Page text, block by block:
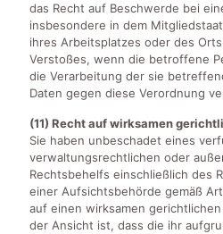
das Recht auf Beschwerde bei
insbesondere in dem
ihres Arbeitsplatzes oder des
Verstoßes, wenn die betroffene
die Verarbeitung der sie
Daten gegen diese Verordnung
(11) Recht auf wirksamen
Sie haben unbeschadet eines
verwaltungsrechtlichen oder
Rechtsbehelfs einschließlich des
einer Aufsichtsbehörde gemäß
auf einen wirksamen
der Ansicht ist, dass die ihr